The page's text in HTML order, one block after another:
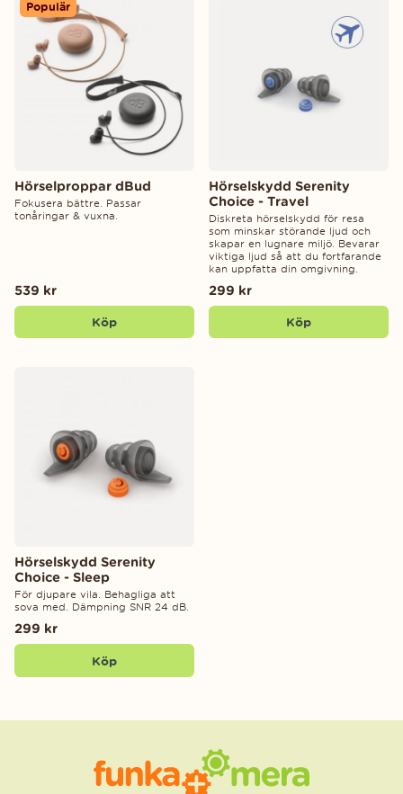
Populär
Hörselproppar dBud
Fokusera bättre. Passar
tonåringar & vuxna.
539 kr
Köp
Hörselskydd Serenity
Choice - Travel
Diskreta hörselskydd för resa
som minskar störande ljud och
skapar en lugnare miljö. Bevarar
viktiga ljud så att du fortfarande
kan uppfatta din omgivning.
299 kr
Köp
Hörselskydd Serenity
Choice - Sleep
För djupare vila. Behagliga att
sova med. Dämpning SNR 24 dB.
299 kr
Köp